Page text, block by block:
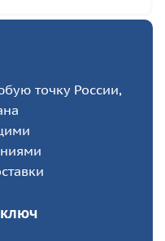
точку России,